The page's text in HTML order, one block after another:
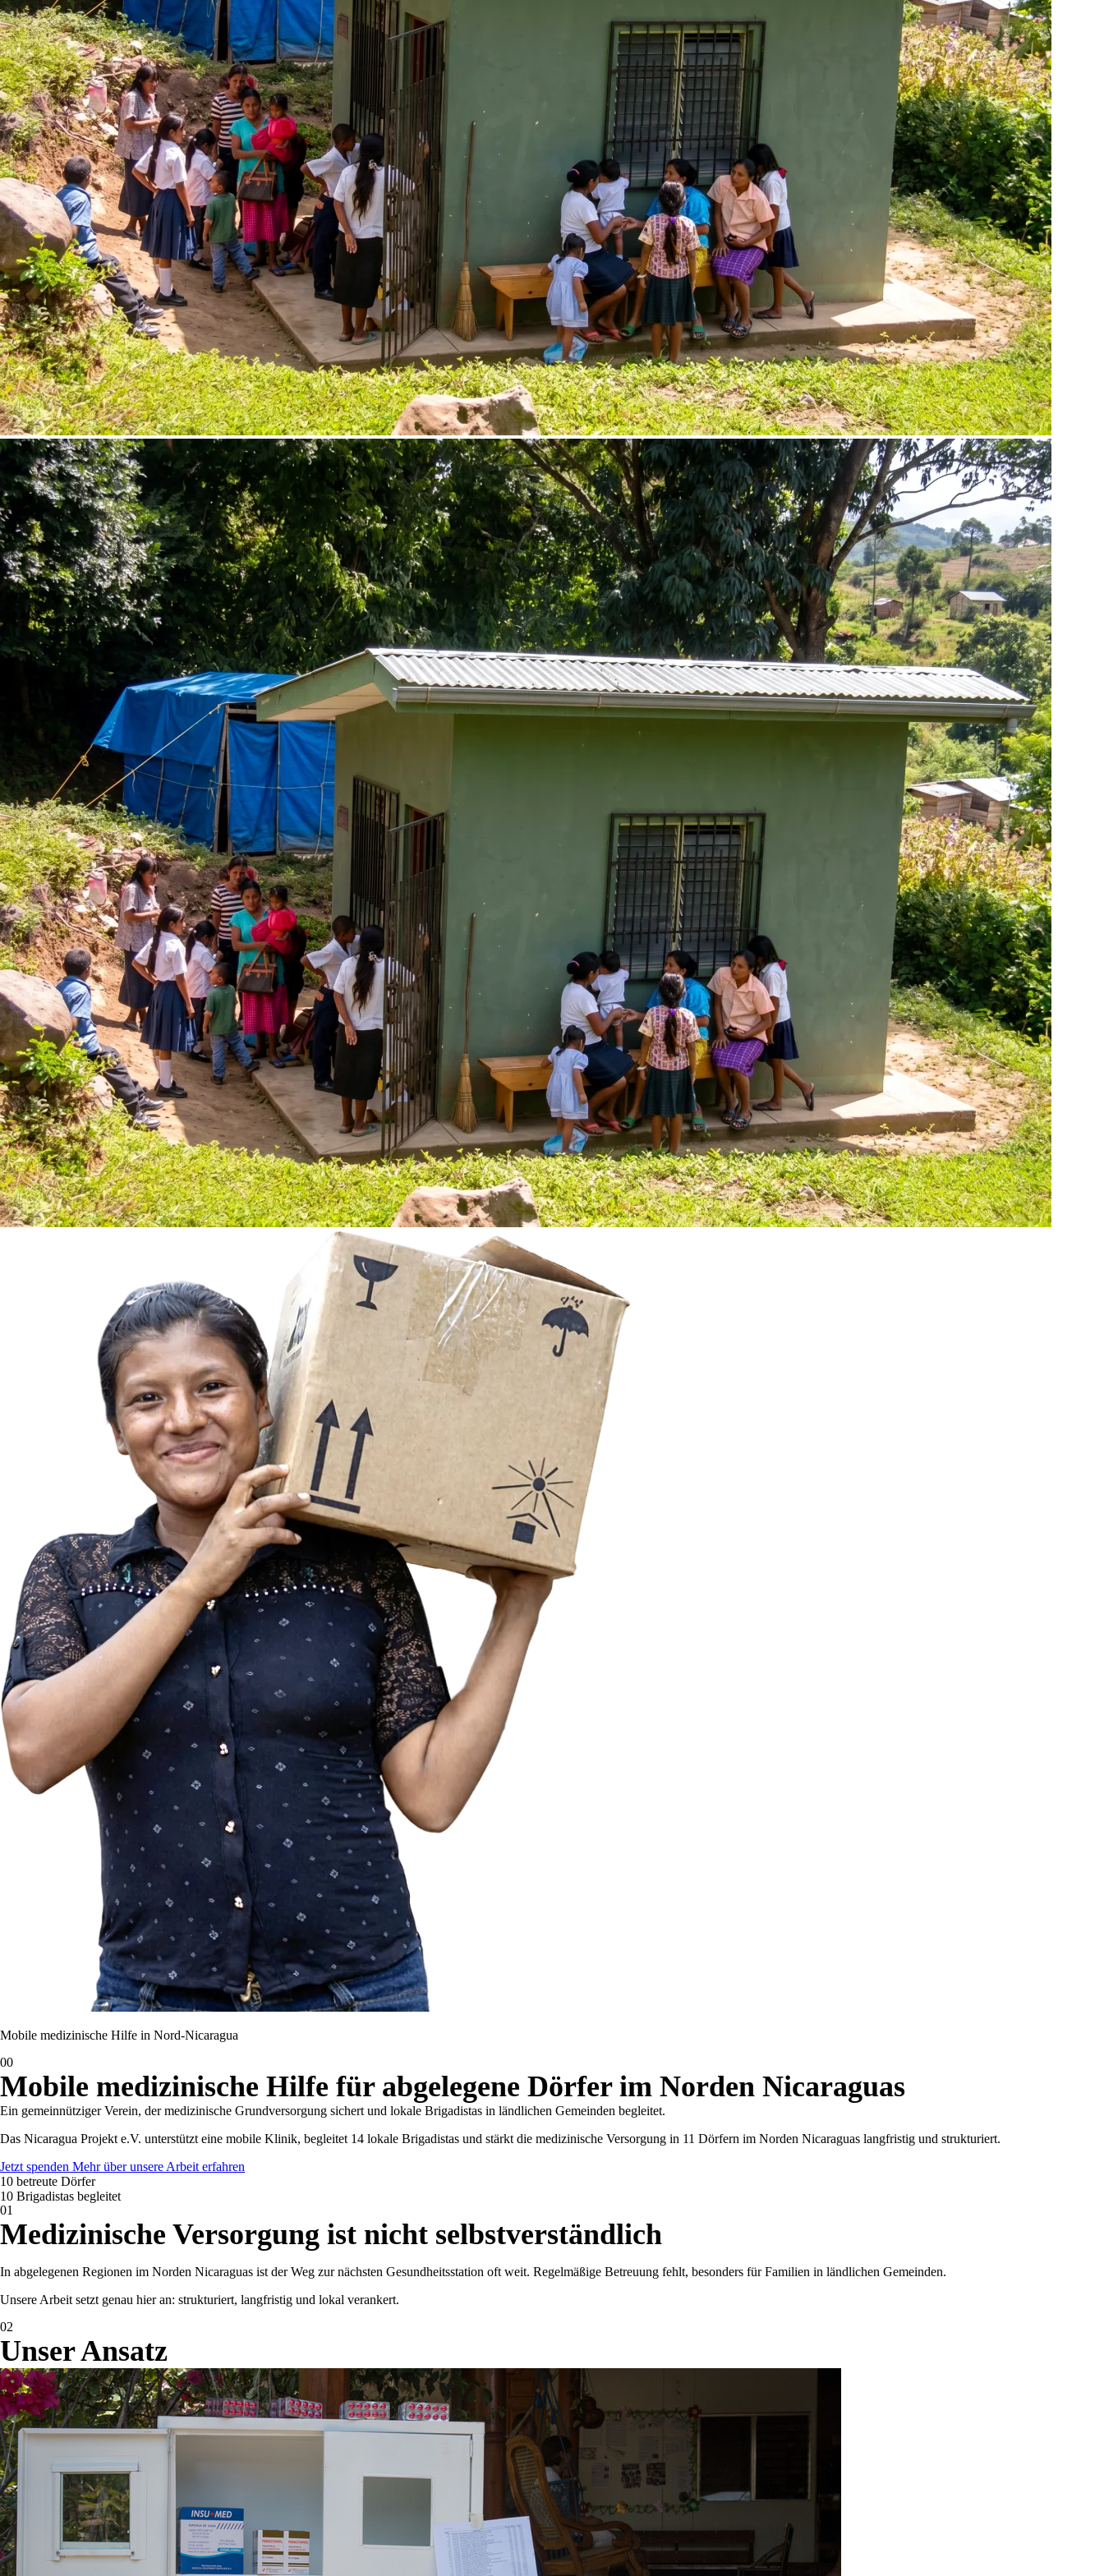
Mobile medizinische Hilfe in Nord-Nicaragua
00
Mobile medizinische Hilfe für abgelegene Dörfer im Norden Nicaraguas
Ein gemeinnütziger Verein, der medizinische Grundversorgung sichert und lokale Brigadistas in ländlichen Gemeinden begleitet.
Das Nicaragua Projekt e.V. unterstützt eine mobile Klinik, begleitet 14 lokale Brigadistas und stärkt die medizinische Versorgung in 11 Dörfern im Norden Nicaraguas langfristig und strukturiert.
Jetzt spenden Mehr über unsere Arbeit erfahren
10 betreute Dörfer
10 Brigadistas begleitet
01
Medizinische Versorgung ist nicht selbstverständlich
In abgelegenen Regionen im Norden Nicaraguas ist der Weg zur nächsten Gesundheitsstation oft weit. Regelmäßige Betreuung fehlt, besonders für Familien in ländlichen Gemeinden.
Unsere Arbeit setzt genau hier an: strukturiert, langfristig und lokal verankert.
02
Unser Ansatz